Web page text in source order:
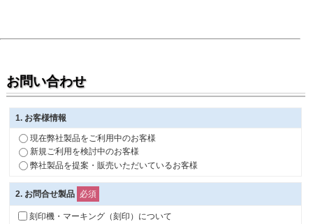
お問い合わせ
1. お客様情報
現在弊社製品をご利用中のお客様
新規ご利用を検討中のお客様
弊社製品を提案・販売いただいているお客様
2. お問合せ製品 必須
刻印機・マーキング（刻印）について